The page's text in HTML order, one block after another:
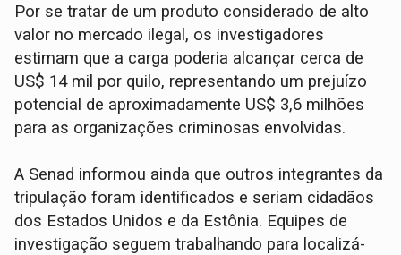
Por se tratar de um produto considerado de alto
valor no mercado ilegal, os investigadores
estimam que a carga poderia alcançar cerca de
US$ 14 mil por quilo, representando um prejuízo
potencial de aproximadamente US$ 3,6 milhões
para as organizações criminosas envolvidas.
A Senad informou ainda que outros integrantes da
tripulação foram identificados e seriam cidadãos
dos Estados Unidos e da Estônia. Equipes de
investigação seguem trabalhando para localizá-